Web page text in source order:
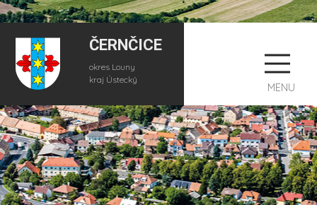
ČERNČICE
okres Louny
kraj Ústecký
MENU